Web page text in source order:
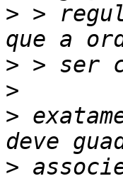
> >
>
>
>
>